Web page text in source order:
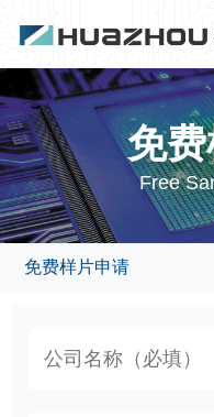
免
Free
免费样片申请